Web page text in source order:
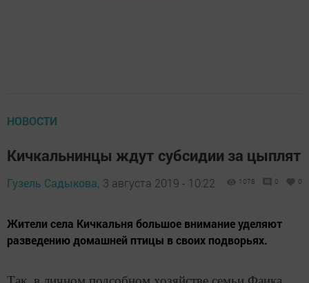
НОВОСТИ
Кичкальнинцы ждут субсидии за цыплят
Гузель Садыкова, 3 августа 2019 - 10:22 1078 0 0
Жители села Кичкальня большое внимание уделяют
разведению домашней птицы в своих подворьях.